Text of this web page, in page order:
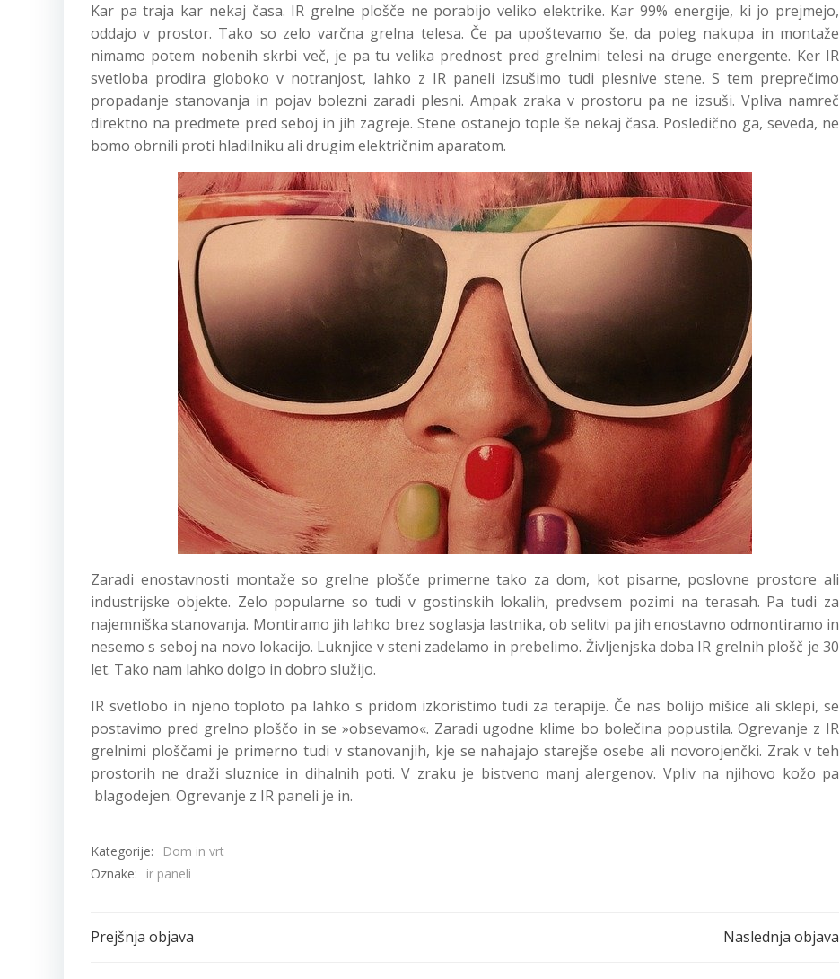
Kar pa traja kar nekaj časa. IR grelne plošče ne porabijo veliko elektrike. Kar 99% energije, ki jo prejmejo,
oddajo v prostor. Tako so zelo varčna grelna telesa. Če pa upoštevamo še, da poleg nakupa in montaže
nimamo potem nobenih skrbi več, je pa tu velika prednost pred grelnimi telesi na druge energente. Ker IR
svetloba prodira globoko v notranjost, lahko z IR paneli izsušimo tudi plesnive stene. S tem preprečimo
propadanje stanovanja in pojav bolezni zaradi plesni. Ampak zraka v prostoru pa ne izsuši. Vpliva namreč
direktno na predmete pred seboj in jih zagreje. Stene ostanejo tople še nekaj časa. Posledično ga, seveda, ne
bomo obrnili proti hladilniku ali drugim električnim aparatom.
Zaradi enostavnosti montaže so grelne plošče primerne tako za dom, kot pisarne, poslovne prostore ali
industrijske objekte. Zelo popularne so tudi v gostinskih lokalih, predvsem pozimi na terasah. Pa tudi za
najemniška stanovanja. Montiramo jih lahko brez soglasja lastnika, ob selitvi pa jih enostavno odmontiramo in
nesemo s seboj na novo lokacijo. Luknjice v steni zadelamo in prebelimo. Življenjska doba IR grelnih plošč je 30
let. Tako nam lahko dolgo in dobro služijo.
IR svetlobo in njeno toploto pa lahko s pridom izkoristimo tudi za terapije. Če nas bolijo mišice ali sklepi, se
postavimo pred grelno ploščo in se »obsevamo«. Zaradi ugodne klime bo bolečina popustila. Ogrevanje z IR
grelnimi ploščami je primerno tudi v stanovanjih, kje se nahajajo starejše osebe ali novorojenčki. Zrak v teh
prostorih ne draži sluznice in dihalnih poti. V zraku je bistveno manj alergenov. Vpliv na njihovo kožo pa
blagodejen. Ogrevanje z IR paneli je in.
Kategorije:
Dom in vrt
Oznake:
ir paneli
Post
Prejšnja objava Naslednja objava